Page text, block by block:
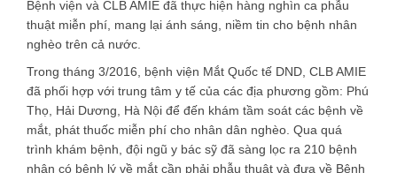
Bệnh viện và CLB AMIE đã thực hiện hàng nghìn ca phẫu
thuật miễn phí, mang lại ánh sáng, niềm tin cho bệnh nhân
nghèo trên cả nước.
Trong tháng 3/2016, bệnh viện Mắt Quốc tế DND, CLB AMIE
đã phối hợp với trung tâm y tế của các địa phương gồm: Phú
Thọ, Hải Dương, Hà Nội để đến khám tầm soát các bệnh về
mắt, phát thuốc miễn phí cho nhân dân nghèo. Qua quá
trình khám bệnh, đội ngũ y bác sỹ đã sàng lọc ra 210 bệnh
nhân có bệnh lý về mắt cần phải phẫu thuật và đưa về Bệnh